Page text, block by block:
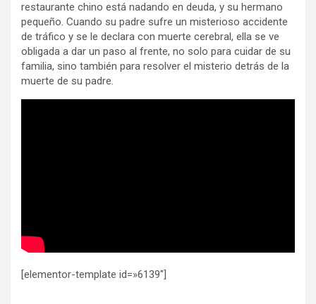
restaurante chino está nadando en deuda, y su hermano
pequeño. Cuando su padre sufre un misterioso accidente
de tráfico y se le declara con muerte cerebral, ella se ve
obligada a dar un paso al frente, no solo para cuidar de su
familia, sino también para resolver el misterio detrás de la
muerte de su padre.
[elementor-template id=»6139″]